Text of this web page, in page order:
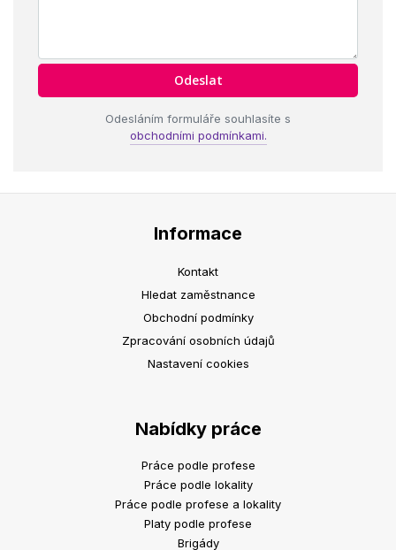
Odesláním formuláře souhlasíte s
obchodními podmínkami.
Informace
Kontakt
Hledat zaměstnance
Obchodní podmínky
Zpracování osobních údajů
Nastavení cookies
Nabídky práce
Práce podle profese
Práce podle lokality
Práce podle profese a lokality
Platy podle profese
Brigády